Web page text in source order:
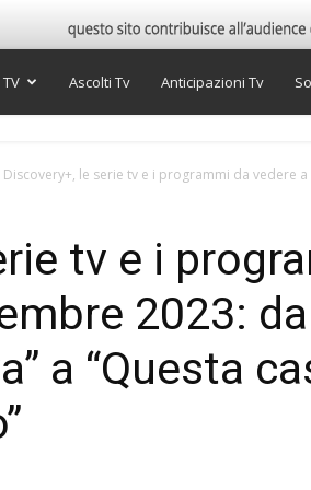
Ascolti Tv Anticipazioni Tv
Discovery+, le serie tv e i programmi da vedere
tv e i
2023: da
a “Questa